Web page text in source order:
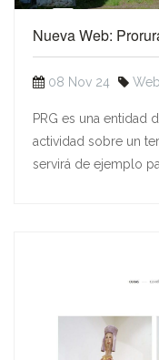
Nueva Web:
08 Nov 24
PRG es una entidad
actividad sobre un
servirá de ejemplo